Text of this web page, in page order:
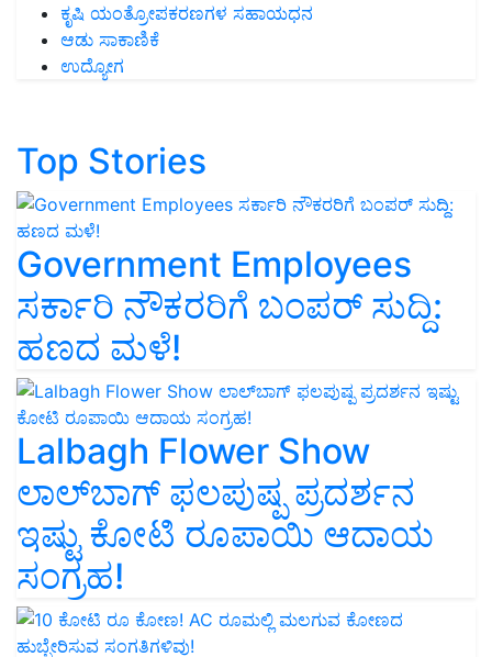
ಕೃಷಿ ಯಂತ್ರೋಪಕರಣಗಳ ಸಹಾಯಧನ
ಆಡು ಸಾಕಾಣಿಕೆ
ಉದ್ಯೋಗ
Top Stories
Government Employees
ಸರ್ಕಾರಿ ನೌಕರರಿಗೆ ಬಂಪರ್‌ ಸುದ್ದಿ:
ಹಣದ ಮಳೆ!
Lalbagh Flower Show
ಲಾಲ್‌ಬಾಗ್ ಫಲಪುಷ್ಪ ಪ್ರದರ್ಶನ
ಇಷ್ಟು ಕೋಟಿ ರೂಪಾಯಿ ಆದಾಯ
ಸಂಗ್ರಹ!